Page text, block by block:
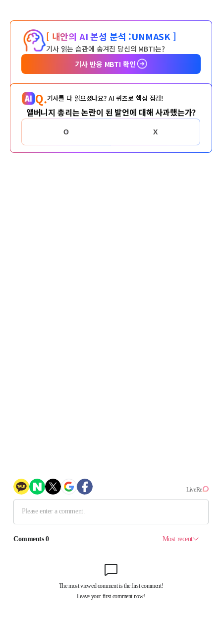
[ 내안의 AI 본성 분석 :UNMASK ]
기사 읽는 습관에 숨겨진 당신의 MBTI는?
기사 반응 MBTI 확인
Q.기사를 다 읽으셨나요? AI 퀴즈로 핵심 점검!
앨버니지 총리는 논란이 된 발언에 대해 사과했는가?
O X